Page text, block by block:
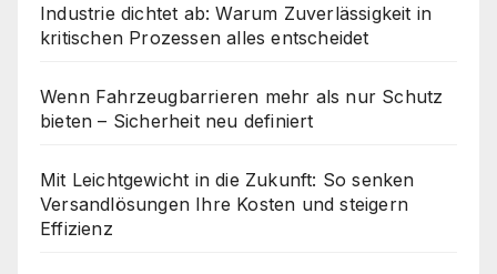
Industrie dichtet ab: Warum Zuverlässigkeit in
kritischen Prozessen alles entscheidet
Wenn Fahrzeugbarrieren mehr als nur Schutz
bieten – Sicherheit neu definiert
Mit Leichtgewicht in die Zukunft: So senken
Versandlösungen Ihre Kosten und steigern
Effizienz